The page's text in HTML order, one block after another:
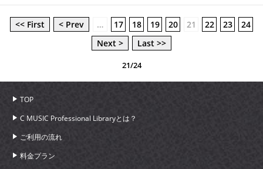
<< First < Prev … 17 18 19 20 21 22 23
24
Next >
Last >>
21/24
TOP
C MUSIC Professional Libraryとは？
ご利用の流れ
料金プラン